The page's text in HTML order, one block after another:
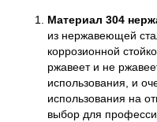
Материал 304
из нержавеющей
коррозионной
ржавеет и не
использования, и
использования на
выбор для